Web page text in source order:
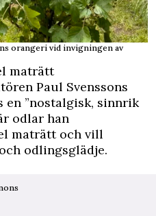
orangeri vid invigningen av
maträtt
Paul Svenssons
en ”nostalgisk, sinnrik
odlar han
maträtt och vill
odlingsglädje.